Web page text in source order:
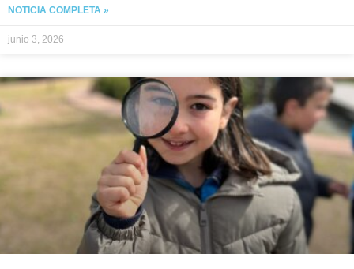
NOTICIA COMPLETA »
junio 3, 2026